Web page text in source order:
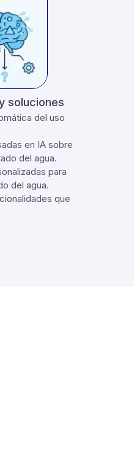
soluciones
del uso
en IA sobre
del agua.
para
del agua.
que